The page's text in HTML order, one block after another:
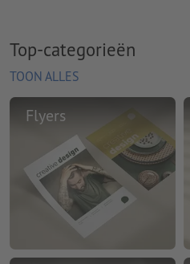
Top-categorieën
TOON ALLES
Flyers